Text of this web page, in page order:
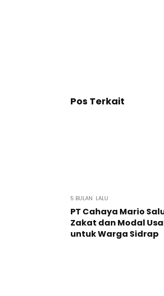
Pos Terkait
5 BULAN LALU
PT Cahaya Mario
Zakat dan Modal
untuk Warga Sidrap